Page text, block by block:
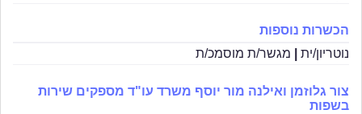
הכשרות נוספות
נוטריון/ית
מגשר/ת מוסמכ/ת
צור גלוזמן ואילנה מור יוסף משרד עו"ד מספקים שירות
בשפות